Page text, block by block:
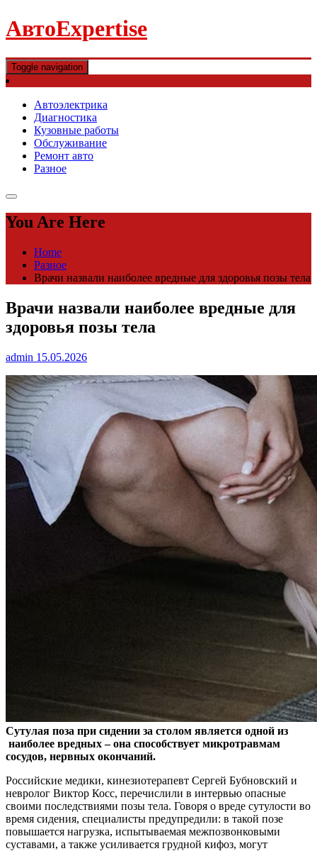
АвтоExpertise
Toggle navigation
Автоэлектрика
Диагностика
Кузовные работы
Обслуживание
Ремонт авто
Разное
You Are Here
Home
Разное
Врачи назвали наиболее вредные для здоровья позы тела
Врачи назвали наиболее вредные для
здоровья позы тела
admin 15.05.2026
Сутулая поза при сидении за столом является одной из
наиболее вредных – она способствует микротравмам
сосудов, нервных окончаний.
Российские медики, кинезиотерапевт Сергей Бубновский и
невролог Виктор Косс, перечислили в интервью опасные
своими последствиями позы тела. Говоря о вреде сутулости во
время сидения, специалисты предупредили: в такой позе
повышается нагрузка, испытываемая межпозвонковыми
суставами, а также усиливается грудной кифоз, могут